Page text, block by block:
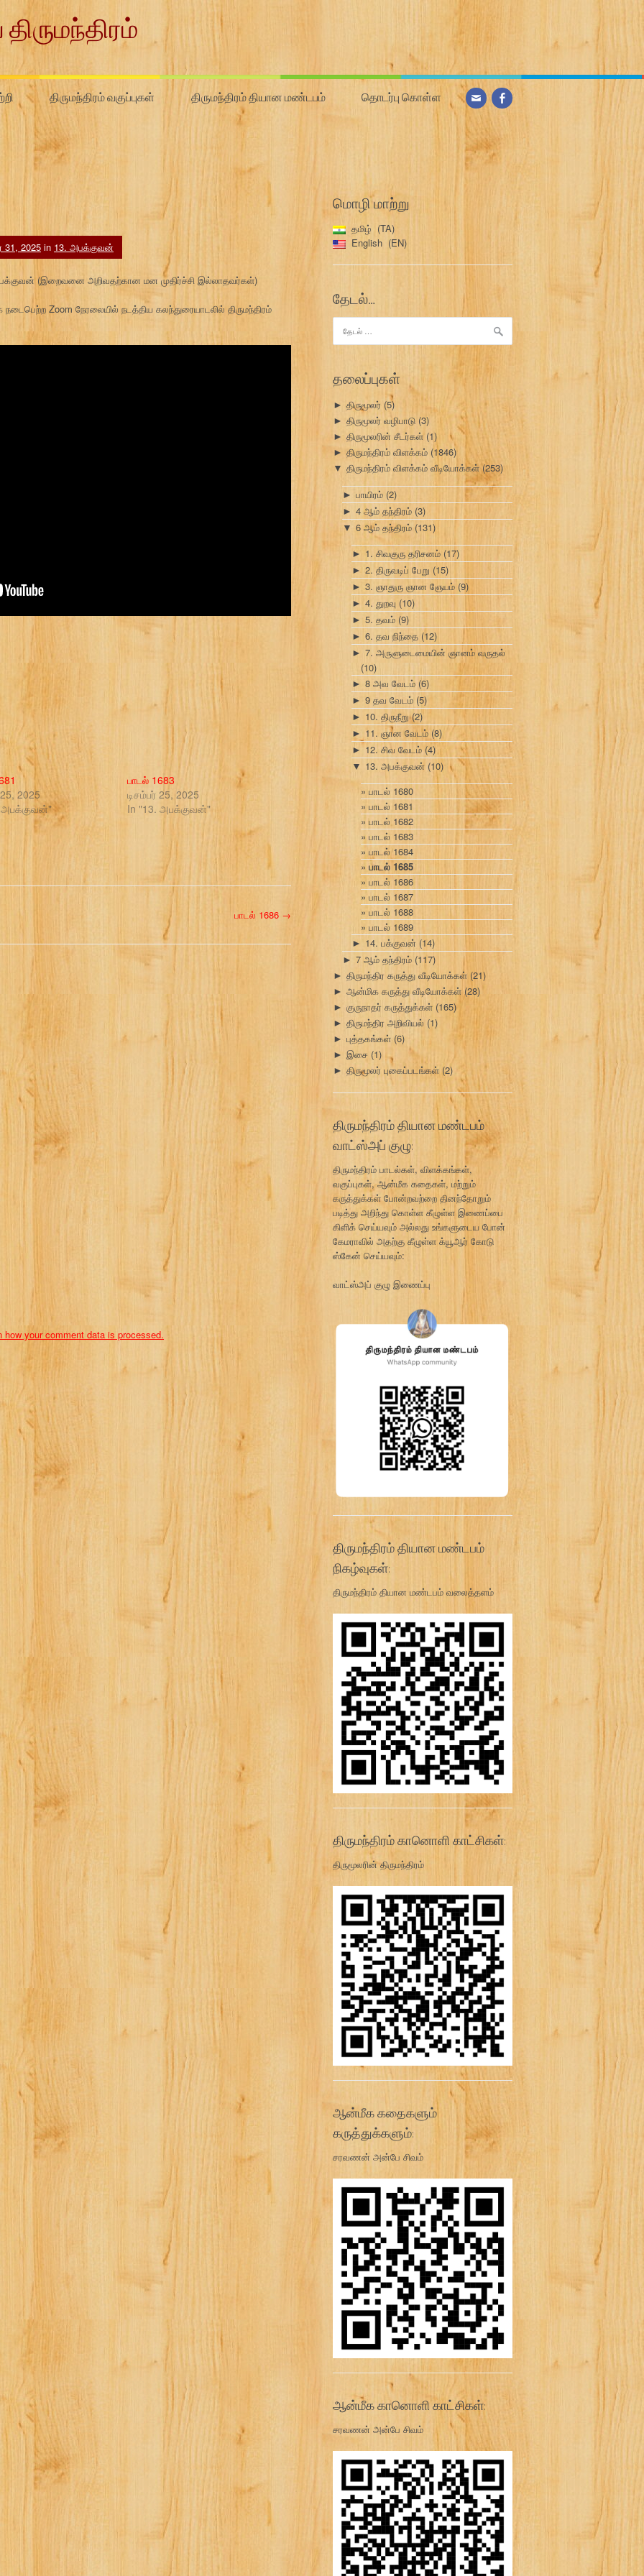
திருமந்திரம் வகுப்புகள் திருமந்திரம் தியான மண்டபம் தொடர்பு கொள்ள
31, 2025 in 13. அபக்குவன்
அபக்குவன் (இறைவனை அறிவதற்கான மன முதிர்ச்சி இல்லாதவர்கள்)
Zoom நேரலையில் நடத்திய கலந்துரையாடலில் திருமந்திரம்
2025
அபக்குவன்"
பாடல் 1683
டிசம்பர் 25, 2025
In "13. அபக்குவன்"
பாடல் 1686 →
how your comment data is processed.
மொழி மாற்று
தமிழ்
TA
English
EN
தேடல்…
தேடு:
தலைப்புகள்
► திருமூலர் (5)
► திருமூலர் வழிபாடு (3)
► திருமூலரின் சீடர்கள் (1)
► திருமந்திரம் விளக்கம் (1846)
▼ திருமந்திரம் விளக்கம் வீடியோக்கள்(253)
► பாயிரம் (2)
► 4 ஆம் தந்திரம் (3)
▼ 6 ஆம் தந்திரம் (131)
► 1. சிவகுரு தரிசனம் (17)
► 2. திருவடிப் பேறு (15)
► 3. ஞாதுரு ஞான ஞேயம் (9)
► 4. துறவு (10)
► 5. தவம் (9)
► 6. தவ நிந்தை (12)
► 7. அருளுடைமையின் ஞானம் வருதல்
(10)
► 8 அவ வேடம் (6)
► 9 தவ வேடம் (5)
► 10. திருநீறு(2)
► 11. ஞான வேடம் (8)
► 12. சிவ வேடம்(4)
▼ 13. அபக்குவன் (10)
பாடல் 1680
பாடல் 1681
பாடல் 1682
பாடல் 1683
பாடல் 1684
பாடல் 1685
பாடல் 1686
பாடல் 1687
பாடல் 1688
பாடல் 1689
► 14. பக்குவன் (14)
► 7 ஆம் தந்திரம் (117)
► திருமந்திர கருத்து வீடியோக்கள் (21)
► ஆன்மிக கருத்து வீடியோக்கள்(28)
► குருநாதர் கருத்துக்கள் (165)
► திருமந்திர அறிவியல் (1)
► புத்தகங்கள் (6)
► இசை (1)
► திருமூலர் புகைப்படங்கள் (2)
திருமந்திரம் தியான மண்டபம்
வாட்ஸ்அப் குழு:
திருமந்திரம் பாடல்கள், விளக்கங்கள்,
வகுப்புகள், ஆன்மீக கதைகள், மற்றும்
கருத்துக்கள் போன்றவற்றை தினந்தோறும்
படித்து அறிந்து கொள்ள கீழுள்ள இணைப்பை
கிளிக் செய்யவும் அல்லது உங்களுடைய போன்
கேமராவில் அதற்கு கீழுள்ள க்யூஆர் கோடு
ஸ்கேன் செய்யவும்:
வாட்ஸ்அப் குழு இணைப்பு
திருமந்திரம் தியான மண்டபம்
நிகழ்வுகள்:
திருமந்திரம் தியான மண்டபம் வலைத்தளம்
திருமந்திரம் கானொளி காட்சிகள்:
திருமூலரின் திருமந்திரம்
ஆன்மீக கதைகளும்
கருத்துக்களும்:
சரவணன் அன்பே சிவம்
ஆன்மீக கானொளி காட்சிகள்:
சரவணன் அன்பே சிவம்